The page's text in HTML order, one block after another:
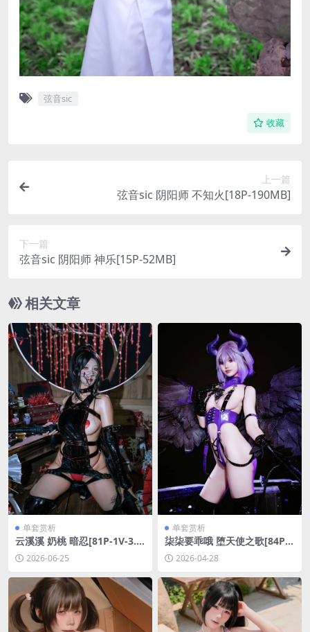
弦音sic
收藏
上一篇
弦音sic 阴阳师 不知火[18P-190MB]
下一篇
弦音sic 阴阳师 神乐[15P-52MB]
相关文章
单套赏析
云溪溪 奶桃 暗忍[81P-1V-3.0
5G]2026-06-25
单套赏析
柒柒要乖哦 堕天使之歌[84P-
1.33G]
2026-04-28